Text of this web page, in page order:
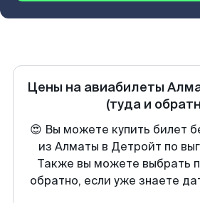
Цены на авиабилеты
(туда и
😍 Вы можете купить билет
из Алматы в Детройт по
Также вы можете выбрать
обратно, если уже знаете